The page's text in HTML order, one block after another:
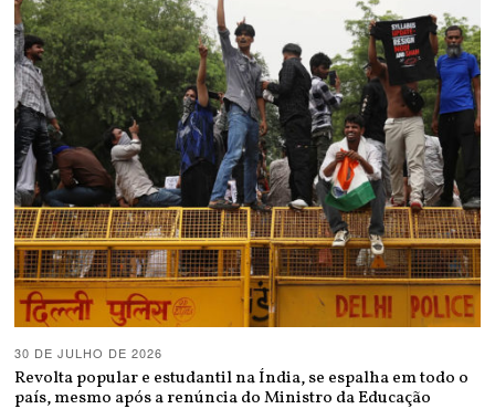
30 DE JULHO DE 2026
Revolta popular e estudantil na Índia, se espalha em todo o
país, mesmo após a renúncia do Ministro da Educação